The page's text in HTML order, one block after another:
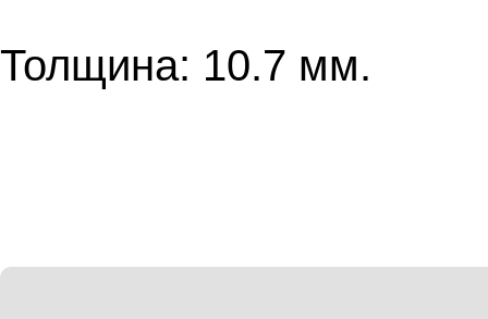
Толщина: 10.7 мм.